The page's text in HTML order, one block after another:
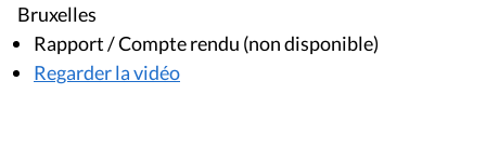
Bruxelles
Rapport / Compte rendu (non disponible)
Regarder la vidéo